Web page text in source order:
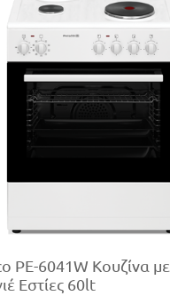
PE-6041W Κουζίνα με
Εστίες 60lt